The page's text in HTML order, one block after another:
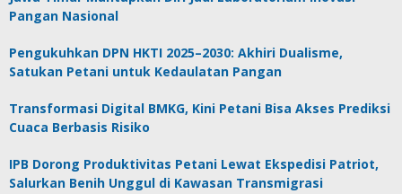
Pangan Nasional
Pengukuhkan DPN HKTI 2025–2030: Akhiri Dualisme,
Satukan Petani untuk Kedaulatan Pangan
Transformasi Digital BMKG, Kini Petani Bisa Akses Prediksi
Cuaca Berbasis Risiko
IPB Dorong Produktivitas Petani Lewat Ekspedisi Patriot,
Salurkan Benih Unggul di Kawasan Transmigrasi